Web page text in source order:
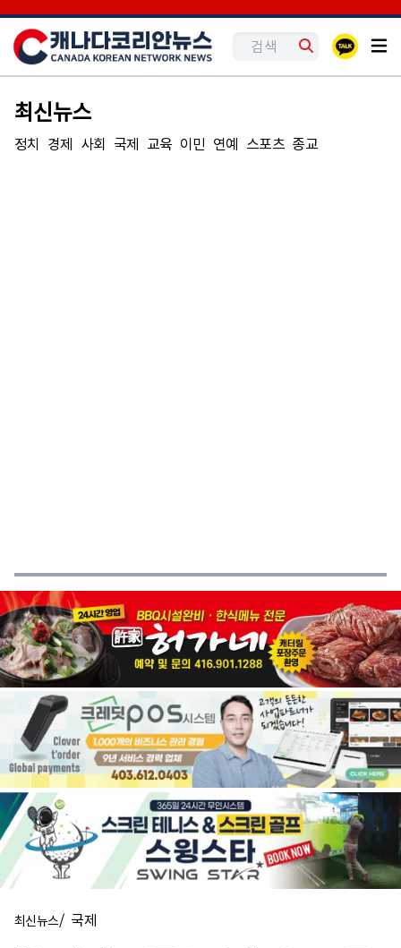
최신뉴스
정치 경제 사회 국제 교육 이민 연예 스포츠 종교
최신뉴스/ 국제